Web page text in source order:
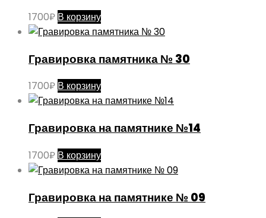
1700₽ В корзину
Гравировка памятника № 30
1700₽ В корзину
Гравировка на памятнике №14
1700₽ В корзину
Гравировка на памятнике № 09